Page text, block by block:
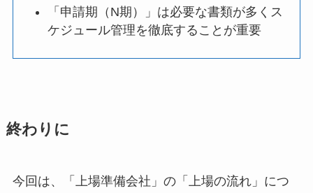
「申請期（N期）」は必要な書類が多くス
ケジュール管理を徹底することが重要
終わりに
今回は、「上場準備会社」の「上場の流れ」につ